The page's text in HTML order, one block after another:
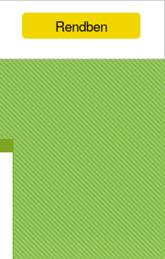
Rendben